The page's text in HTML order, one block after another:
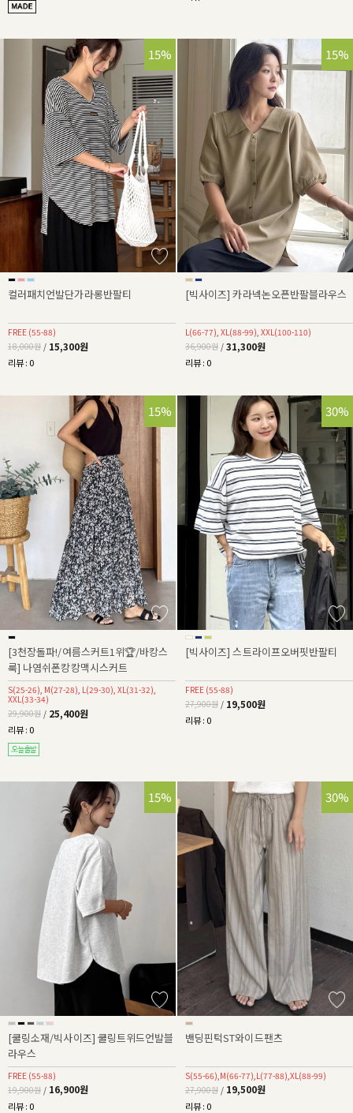
15%
컬러패치언발단가라롱반팔티
FREE (55-88)
18,000원 / 15,300원
리뷰 : 0
15%
[빅사이즈] 카라넥논오픈반팔블라우스
L(66-77), XL(88-99), XXL(100-110)
36,900원 / 31,300원
리뷰 : 0
15%
[3천장돌파!/여름스커트1위🏆/바캉스
룩] 나염쉬폰캉캉맥시스커트
S(25-26), M(27-28), L(29-30), XL(31-32),
XXL(33-34)
29,900원 / 25,400원
리뷰 : 0
30%
[빅사이즈] 스트라이프오버핏반팔티
FREE (55-88)
27,900원 / 19,500원
리뷰 : 0
15%
[쿨링소재/빅사이즈] 쿨링트위드언발블
라우스
FREE (55-88)
19,900원 / 16,900원
리뷰 : 0
30%
밴딩핀턱ST와이드팬츠
S(55-66),M(66-77),L(77-88),XL(88-99)
27,900원 / 19,500원
리뷰 : 0